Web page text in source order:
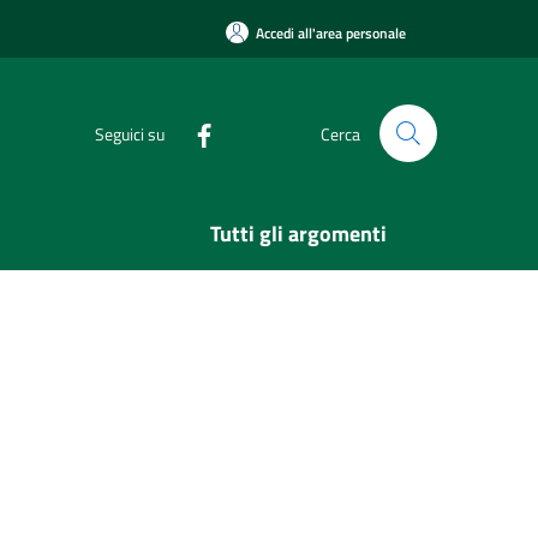
Accedi all'area personale
Seguici su Cerca
Tutti gli argomenti